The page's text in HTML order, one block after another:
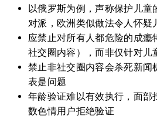
以俄罗斯为例，声称保护儿童
对派，欧洲类似做法令人怀疑
应禁止对所有人都危险的成瘾
社交圈内容），而非仅针对儿
禁止非社交圈内容会杀死新闻
表是问题
年龄验证难以有效执行，面部
数色情用户拒绝验证